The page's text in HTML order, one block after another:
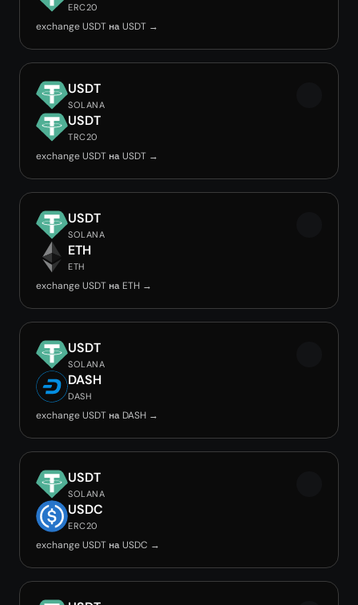
ERC20
exchange USDT на USDT →
USDT
SOLANA
USDT
TRC20
exchange USDT на USDT →
USDT
SOLANA
ETH
ETH
exchange USDT на ETH →
USDT
SOLANA
DASH
DASH
exchange USDT на DASH →
USDT
SOLANA
USDC
ERC20
exchange USDT на USDC →